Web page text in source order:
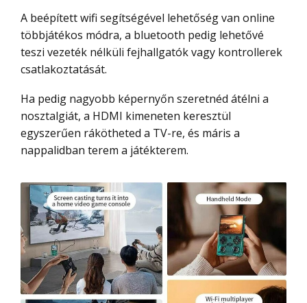
A beépített wifi segítségével lehetőség van online
többjátékos módra, a bluetooth pedig lehetővé
teszi vezeték nélküli fejhallgatók vagy kontrollerek
csatlakoztatását.
Ha pedig nagyobb képernyőn szeretnéd átélni a
nosztalgiát, a HDMI kimeneten keresztül
egyszerűen rákötheted a TV-re, és máris a
nappalidban terem a játékterem.